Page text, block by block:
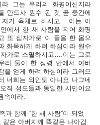
라 그는 우리의 화평이신지라
만드사 원수 된 것 곧 중간에
자기 육체로 허시고….이는 이
에서 한 새 사람을 지어 화평
또 십자가로 이 둘을 한 몸으
화목하게 하려 하심이라 원수
가로 소멸하시고….이는 그로
리 둘이 한 성령 안에서 아버
을 얻게 하려 하심이라 그러므
너희는 외인도 아니요 나그네
직 성도들과 동일한 시민이요
속이라.”
과 함께 “한 새 사람”이 되었
같은 아버지께 똑같은 나아감